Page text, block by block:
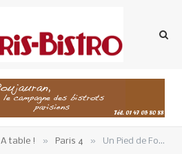
A table ! » Paris 4 » Un Pied de Fouet qui claque dans le Marais